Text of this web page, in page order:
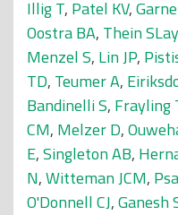
Illig T, Patel KV,
Oostra BA, Thein SLay
Menzel S, Lin JP,
TD, Teumer A,
Bandinelli S, Frayling
CM, Melzer D,
E,Singleton AB,
N,Witteman JCM,
O'Donnell CJ,Ganesh